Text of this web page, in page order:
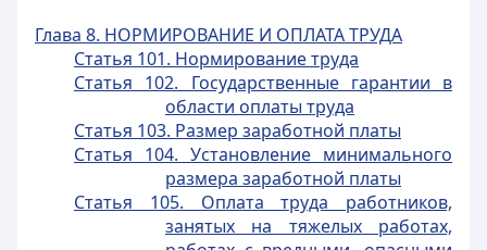
Глава 8. НОРМИРОВАНИЕ И ОПЛАТА ТРУДА
Статья 101. Нормирование труда
Статья 102. Государственные гарантии в
области оплаты труда
Статья 103. Размер заработной платы
Статья 104. Установление минимального
размера заработной платы
Статья 105. Оплата труда работников,
занятых на тяжелых работах,